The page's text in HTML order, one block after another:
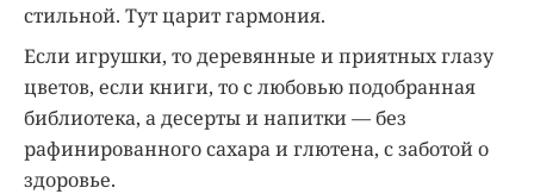
стильной. Тут царит гармония.
Если игрушки, то деревянные и приятных глазу
цветов, если книги, то с любовью подобранная
библиотека, а десерты и напитки — без
рафинированного сахара и глютена, с заботой о
здоровье.